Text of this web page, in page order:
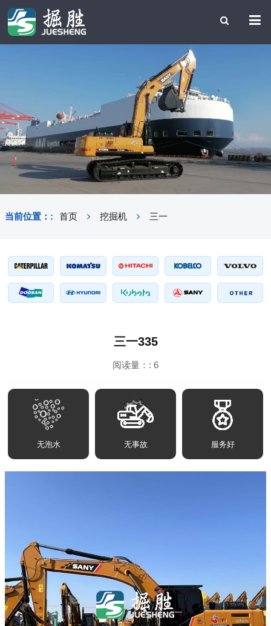
当前位置：: 首页 挖掘机 三一
三一335
阅读量：: 6
无泡水 无事故 服务好